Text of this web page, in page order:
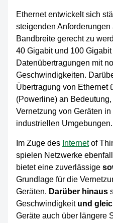
Ethernet entwickelt sich
steigenden
Bandbreite gerecht zu
40 Gigabit und 100
Datenübertragungen mit
Geschwindigkeiten.
Übertragung von Ethernet
(Powerline) an
Vernetzung von Geräten
industriellen Umgebungen.
Im Zuge des Internetof
spielen Netzwerke
bietet eine zuverlässige
Grundlage für die
Geräten. Darüber hinaus
Geschwindigkeit und
Geräte auch über längere